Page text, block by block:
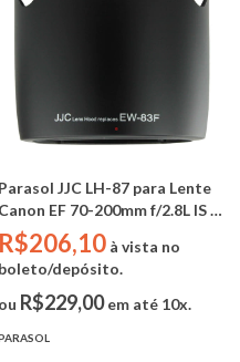
Parasol JJC LH-87 para Lente
Canon EF 70-200mm f/2.8L IS II
/ III USM (Substitui Canon ET-
87)
R$206,10 à vista no
boleto/depósito.
ou R$229,00em até 10x.